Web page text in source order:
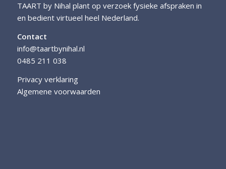
TAART by Nihal plant op verzoek fysieke afspraken in
en bedient virtueel heel Nederland.
Contact
info@taartbynihal.nl
0485 211 038
Privacy verklaring
Algemene voorwaarden